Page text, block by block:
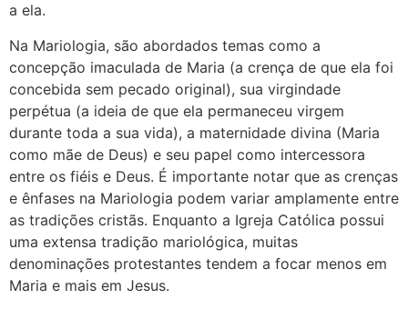
a ela.
Na Mariologia, são abordados temas como a
concepção imaculada de Maria (a crença de que ela foi
concebida sem pecado original), sua virgindade
perpétua (a ideia de que ela permaneceu virgem
durante toda a sua vida), a maternidade divina (Maria
como mãe de Deus) e seu papel como intercessora
entre os fiéis e Deus. É importante notar que as crenças
e ênfases na Mariologia podem variar amplamente entre
as tradições cristãs. Enquanto a Igreja Católica possui
uma extensa tradição mariológica, muitas
denominações protestantes tendem a focar menos em
Maria e mais em Jesus.